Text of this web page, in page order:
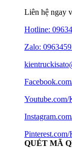
Liên hệ ngay
Hotline:
Zalo:
Youtube.com/
QUÉT MÃ